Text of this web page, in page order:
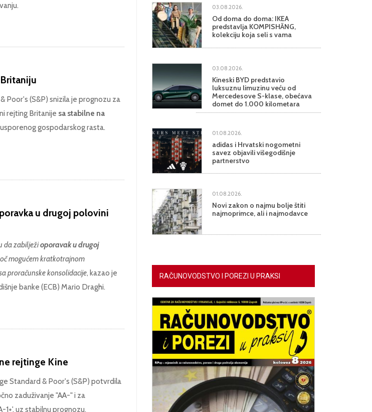
Poor's (S&P) snizila je prognozu za
rejting Britanije sa stabilne na
gospodarskog rasta.
u drugoj polovini
da zabilježioporavak u drugoj
mogućem kratkotrajnom
proračunske konsolidacije, kazao je
banke (ECB) Mario Draghi.
rejtinge Kine
Standard & Poor's (S&P) potvrdila
zaduživanje "AA-" i za
uz stabilnu prognozu.
03.08.2026.
Od doma do doma: IKEA
predstavlja KOMPISHÄNG,
kolekciju koja seli s vama
03.08.2026.
Kineski BYD predstavio
luksuznu limuzinu veću od
Mercedesove S-klase, obećava
domet do 1.000 kilometara
01.08.2026.
adidas i Hrvatski nogometni
savez objavili višegodišnje
partnerstvo
01.08.2026.
Novi zakon o najmu bolje štiti
najmoprimce, ali i najmodavce
RAČUNOVODSTVO I POREZI U PRAKSI